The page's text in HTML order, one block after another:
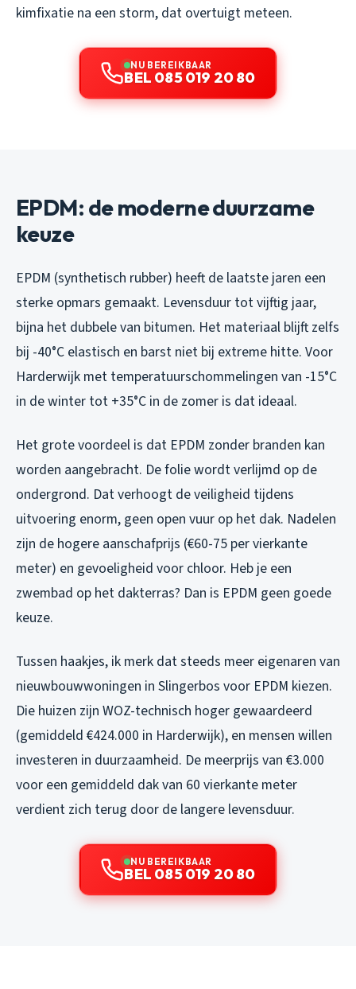
kimfixatie na een storm, dat overtuigt meteen.
NU BEREIKBAAR
BEL 085 019 20 80
EPDM: de moderne duurzame
keuze
EPDM (synthetisch rubber) heeft de laatste jaren een
sterke opmars gemaakt. Levensduur tot vijftig jaar,
bijna het dubbele van bitumen. Het materiaal blijft zelfs
bij -40°C elastisch en barst niet bij extreme hitte. Voor
Harderwijk met temperatuurschommelingen van -15°C
in de winter tot +35°C in de zomer is dat ideaal.
Het grote voordeel is dat EPDM zonder branden kan
worden aangebracht. De folie wordt verlijmd op de
ondergrond. Dat verhoogt de veiligheid tijdens
uitvoering enorm, geen open vuur op het dak. Nadelen
zijn de hogere aanschafprijs (€60-75 per vierkante
meter) en gevoeligheid voor chloor. Heb je een
zwembad op het dakterras? Dan is EPDM geen goede
keuze.
Tussen haakjes, ik merk dat steeds meer eigenaren van
nieuwbouwwoningen in Slingerbos voor EPDM kiezen.
Die huizen zijn WOZ-technisch hoger gewaardeerd
(gemiddeld €424.000 in Harderwijk), en mensen willen
investeren in duurzaamheid. De meerprijs van €3.000
voor een gemiddeld dak van 60 vierkante meter
verdient zich terug door de langere levensduur.
NU BEREIKBAAR
BEL 085 019 20 80